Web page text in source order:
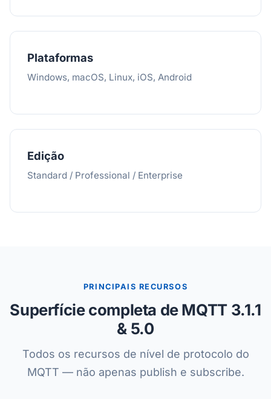
Plataformas
Windows, macOS, Linux, iOS, Android
Edição
Standard / Professional / Enterprise
PRINCIPAIS RECURSOS
Superfície completa de MQTT 3.1.1
& 5.0
Todos os recursos de nível de protocolo do
MQTT — não apenas publish e subscribe.